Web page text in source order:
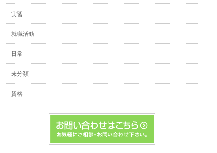
実習
就職活動
日常
未分類
資格